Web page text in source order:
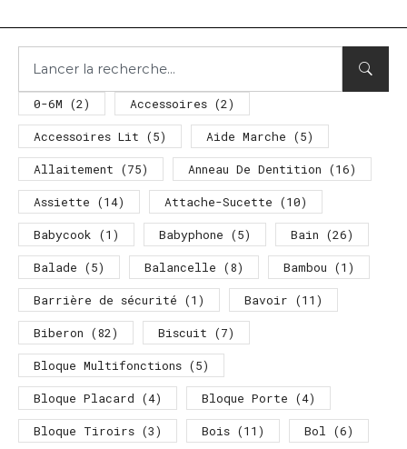
0-6M (2) Accessoires (2)
Accessoires Lit (5) Aide Marche (5)
Allaitement (75) Anneau De Dentition (16)
Assiette (14) Attache-Sucette (10)
Babycook (1) Babyphone (5) Bain (26)
Balade (5) Balancelle (8) Bambou (1)
Barrière de sécurité (1) Bavoir (11)
Biberon (82) Biscuit (7)
Bloque Multifonctions (5)
Bloque Placard (4) Bloque Porte (4)
Bloque Tiroirs (3) Bois (11) Bol (6)